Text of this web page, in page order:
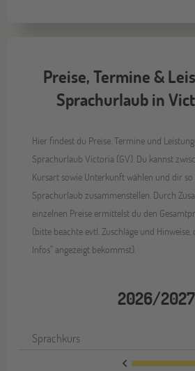
Preise, Termine &
Sprachurlaub in
Hier findest du Preise, Termine und
Sprachurlaub Victoria (GV). Du kannst
Kursart sowie Unterkunft wählen und dir
Sprachurlaub zusammenstellen. Durch
einzelnen Preise ermittelst du den
(bitte beachte evtl. Zuschläge und
Infos" angezeigt bekommst).
2026/2027
Sprachkurs